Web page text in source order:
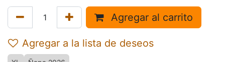
Agregar al carrito
Agregar a la lista de deseos